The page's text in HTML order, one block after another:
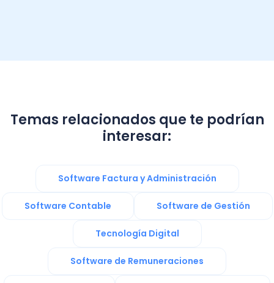
Temas relacionados que te podrían
interesar:
Software Factura y Administración
Software Contable Software de Gestión
Tecnología Digital
Software de Remuneraciones